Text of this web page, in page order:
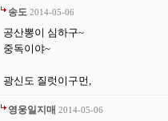
송도 2014-05-06
공산뽕이 심하구~
중독이야~
광신도 질럿이구먼,
영웅일지매 2014-05-06